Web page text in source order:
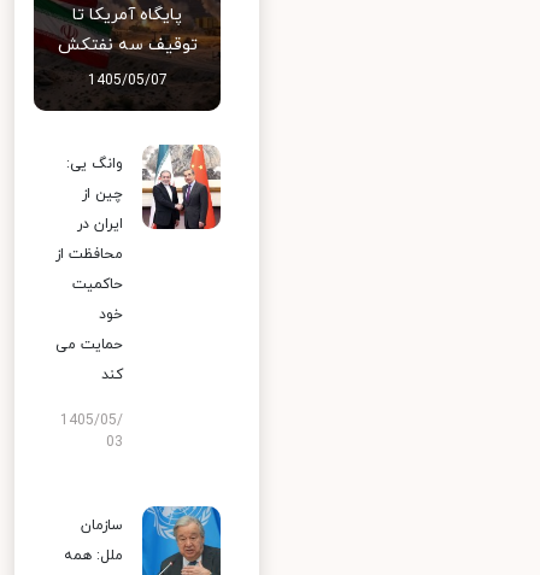
پایگاه آمریکا تا
توقیف سه نفتکش
1405/05/07
وانگ یی:
چین از
ایران در
محافظت از
حاکمیت
خود
حمایت می
کند
1405/05/
03
سازمان
ملل: همه